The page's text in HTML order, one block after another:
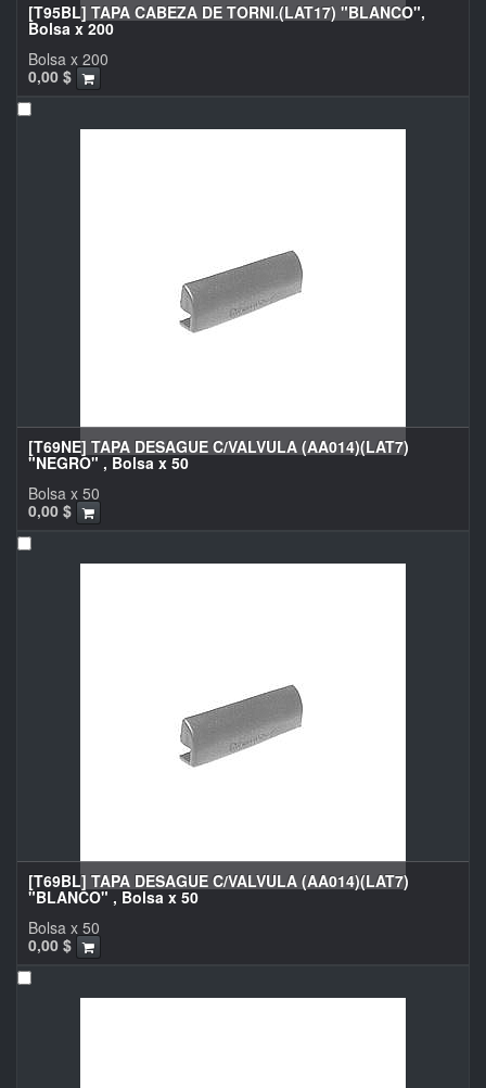
[T95BL] TAPA CABEZA DE TORNI.(LAT17) "BLANCO",
Bolsa x 200
0,00 $
Bolsa x 200
[T69NE] TAPA DESAGUE C/VALVULA (AA014)(LAT7)
"NEGRO" , Bolsa x 50
0,00 $
Bolsa x 50
[T69BL] TAPA DESAGUE C/VALVULA (AA014)(LAT7)
"BLANCO" , Bolsa x 50
0,00 $
Bolsa x 50